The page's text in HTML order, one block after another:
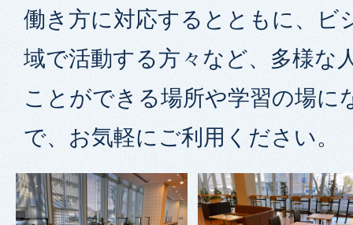
働き方に対応するとともに、ビ
域で活動する方々など、多様な
ことができる場所や学習の場に
で、お気軽にご利用ください。